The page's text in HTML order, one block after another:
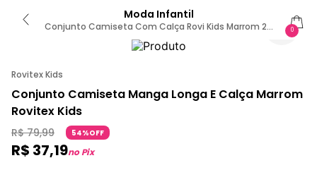
Moda Infantil
Conjunto Camiseta Com Calça Rovi Kids Marrom 2 /
0
Rovitex Kids
Conjunto Camiseta Manga Longa E Calça Marrom
Rovitex Kids
R$ 79,99 54%OFF
R$ 37,19no Pix